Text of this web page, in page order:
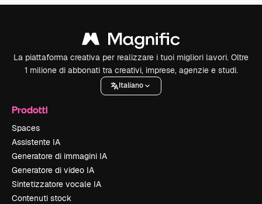
La piattaforma creativa per realizzare i tuoi migliori lavori. Oltre
1 milione di abbonati tra creativi, imprese, agenzie e studi.
Italiano
Prodotti
Spaces
Assistente IA
Generatore di immagini IA
Generatore di video IA
Sintetizzatore vocale IA
Contenuti stock